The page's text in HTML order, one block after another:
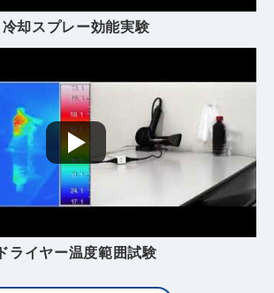
冷却スプレー効能実験
ドライヤー温度範囲試験